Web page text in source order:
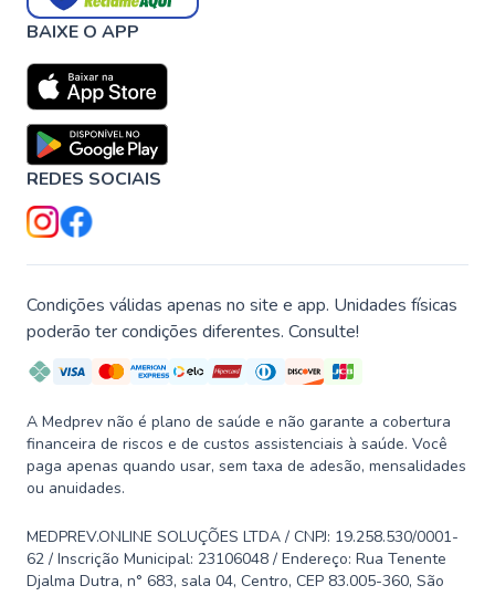
BAIXE O APP
REDES SOCIAIS
Condições válidas apenas no site e app. Unidades físicas
poderão ter condições diferentes. Consulte!
A Medprev não é plano de saúde e não garante a cobertura
financeira de riscos e de custos assistenciais à saúde. Você
paga apenas quando usar, sem taxa de adesão, mensalidades
ou anuidades.
MEDPREV.ONLINE SOLUÇÕES LTDA / CNPJ: 19.258.530/0001-
62 / Inscrição Municipal: 23106048 / Endereço: Rua Tenente
Djalma Dutra, n° 683, sala 04, Centro, CEP 83.005-360, São